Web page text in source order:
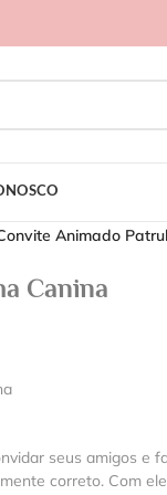
Animado
Canina
seus amigos e
correto. Com